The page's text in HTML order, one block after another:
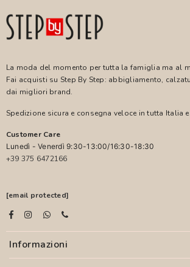
La moda del momento per tutta la famiglia ma al
Fai acquisti su Step By Step: abbigliamento,
dai migliori brand.
Spedizione sicura e consegna veloce in tutta Italia
Customer Care
Lunedì - Venerdì 9:30-13:00/16:30-18:30
+39 375 6472166
[email protected]
Informazioni